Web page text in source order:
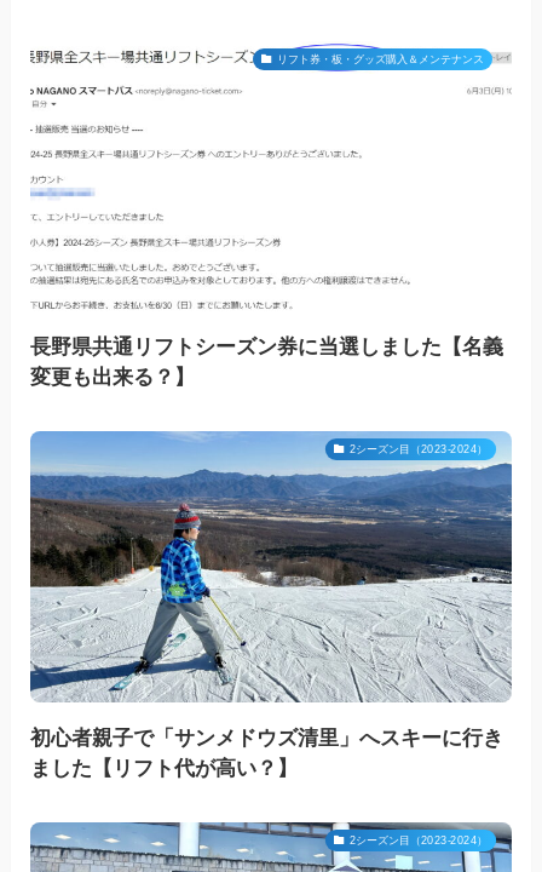
リフト券・板・グッズ購入＆メンテナンス
長野県共通リフトシーズン券に当選しました【名義
変更も出来る？】
2シーズン目（2023-2024）
初心者親子で「サンメドウズ清里」へスキーに行き
ました【リフト代が高い？】
2シーズン目（2023-2024）